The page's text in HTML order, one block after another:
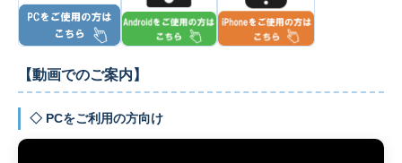
【動画でのご案内】
◇ PCをご利用の方向け